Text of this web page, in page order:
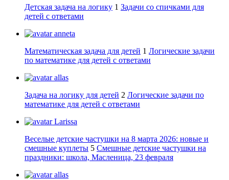
Детская задача на логику 1 Задачи со спичками для
детей с ответами
anneta
Математическая задача для детей 1 Логические задачи
по математике для детей с ответами
allas
Задача на логику для детей 2 Логические задачи по
математике для детей с ответами
Larissa
Веселые детские частушки на 8 марта 2026: новые и
смешные куплеты 5 Смешные детские частушки на
праздники: школа, Масленица, 23 февраля
allas